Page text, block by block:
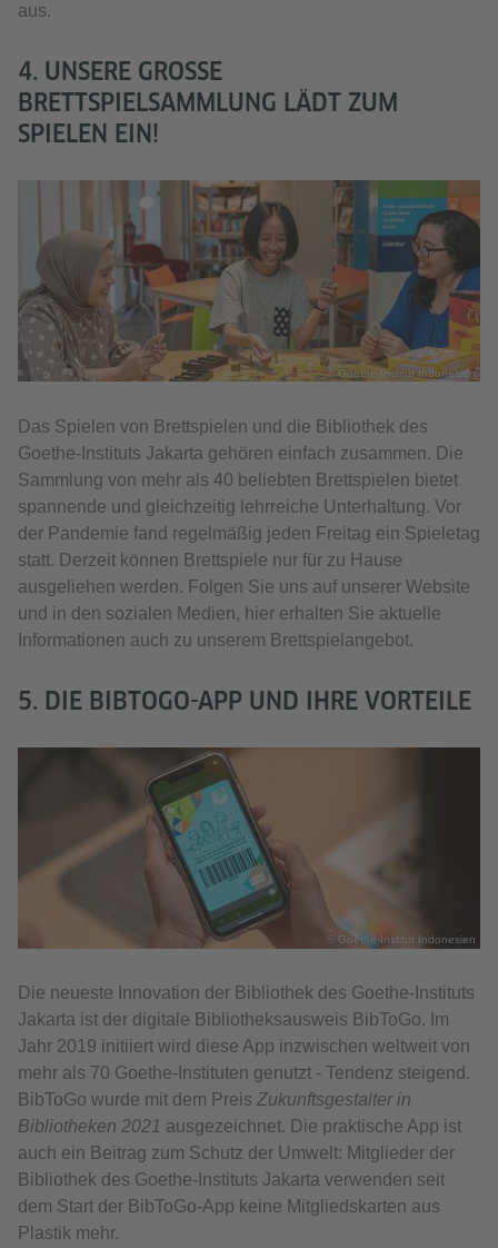
aus.
4. UNSERE GROSSE B
RETTSPIELSAMMLUNG LÄDT ZUM S
PIELEN EIN!
© Goethe-Institut Indonesien
Das Spielen von Brettspielen und die Bibliothek des
Goethe-Instituts Jakarta gehören einfach zusammen. Die
Sammlung von mehr als 40 beliebten Brettspielen bietet
spannende und gleichzeitig lehrreiche Unterhaltung. Vor
der Pandemie fand regelmäßig jeden Freitag ein Spieletag
statt. Derzeit können Brettspiele nur für zu Hause
ausgeliehen werden. Folgen Sie uns auf unserer Website
und in den sozialen Medien, hier erhalten Sie aktuelle
Informationen auch zu unserem Brettspielangebot.
5. DIE BIBTOGO-APP UND IHRE VORTEILE
© Goethe-Institut Indonesien
Die neueste Innovation der Bibliothek des Goethe-Instituts
Jakarta ist der digitale Bibliotheksausweis BibToGo. Im
Jahr 2019 initiiert wird diese App inzwischen weltweit von
mehr als 70 Goethe-Instituten genutzt - Tendenz steigend.
BibToGo wurde mit dem Preis Zukunftsgestalter in
Bibliotheken 2021 ausgezeichnet. Die praktische App ist
auch ein Beitrag zum Schutz der Umwelt: Mitglieder der
Bibliothek des Goethe-Instituts Jakarta verwenden seit
dem Start der BibToGo-App keine Mitgliedskarten aus
Plastik mehr.